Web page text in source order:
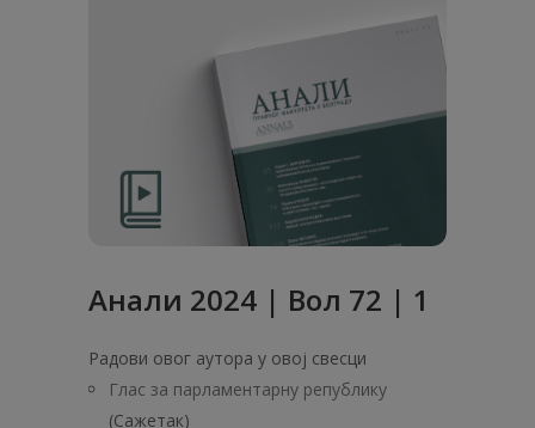
Анали 2024 | Вол 72 | 1
Радови овог аутора у овој свесци
Глас за парламентарну републику
(Сажетак)